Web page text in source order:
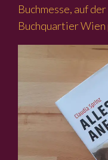
Buchmesse, auf
Buchquartier